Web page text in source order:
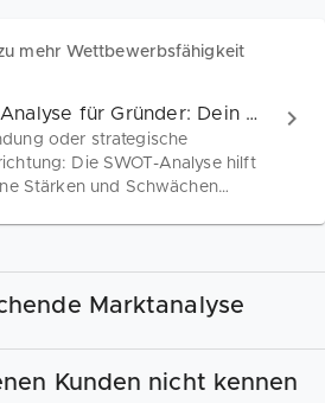
mehr Wettbewerbsfähigkeit
SWOT-Analyse für Gründer: Dein Startvorteil!
oder strategische
Die SWOT-Analyse hilft
Stärken und Schwächen
Marktanalyse
Kunden nicht kennen